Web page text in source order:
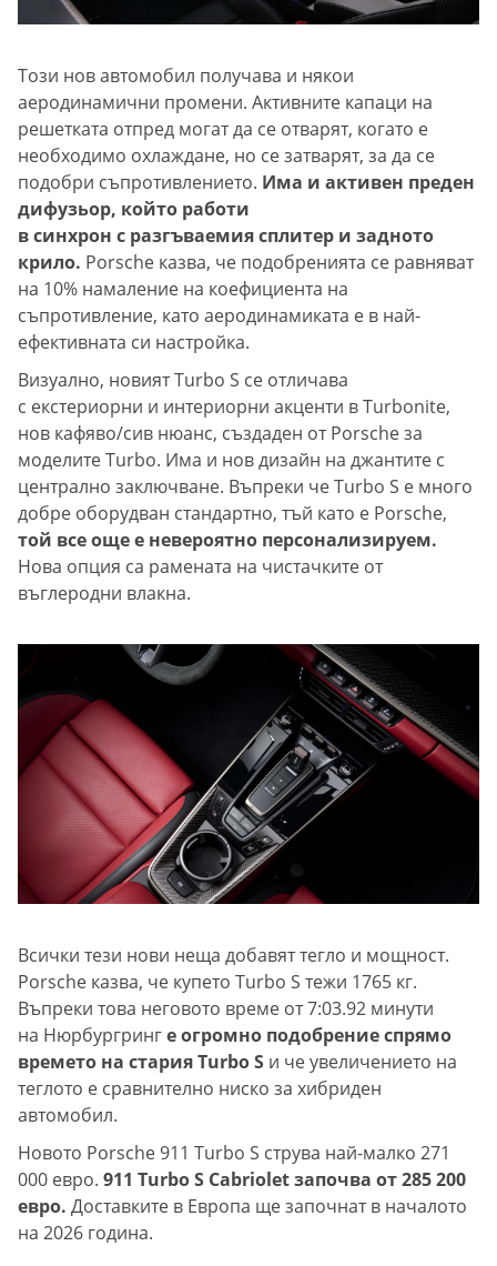
Този нов автомобил получава и някои
аеродинамични промени. Активните капаци на
решетката отпред могат да се отварят, когато е
необходимо охлаждане, но се затварят, за да се
подобри съпротивлението. Има и активен преден
дифузьор, който работи
в синхрон с разгъваемия сплитер и задното
крило. Porsche казва, че подобренията се равняват
на 10% намаление на коефициента на
съпротивление, като аеродинамиката е в най-
ефективната си настройка.
Визуално, новият Turbo S се отличава
с екстериорни и интериорни акценти в Turbonite,
нов кафяво/сив нюанс, създаден от Porsche за
моделите Turbo. Има и нов дизайн на джантите с
централно заключване. Въпреки че Turbo S е много
добре оборудван стандартно, тъй като е Porsche,
той все още е невероятно персонализируем.
Нова опция са рамената на чистачките от
въглеродни влакна.
Всички тези нови неща добавят тегло и мощност.
Porsche казва, че купето Turbo S тежи 1765 кг.
Въпреки това неговото време от 7:03.92 минути
на Нюрбургринге огромно подобрение спрямо
времето на стария Turbo S и че увеличението на
теглото е сравнително ниско за хибриден
автомобил.
Новото Porsche 911 Turbo S струва най-малко 271
000 евро. 911 Turbo S Cabriolet започва от 285 200
евро. Доставките в Европа ще започнат в началото
на 2026 година.